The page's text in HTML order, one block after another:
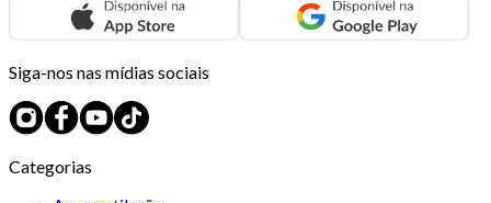
Siga-nos nas mídias sociais
Categorias